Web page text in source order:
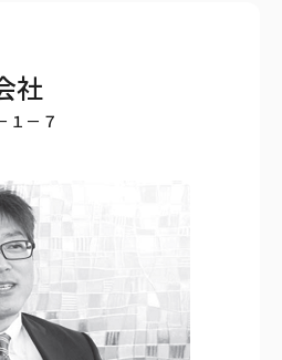
社
１－７